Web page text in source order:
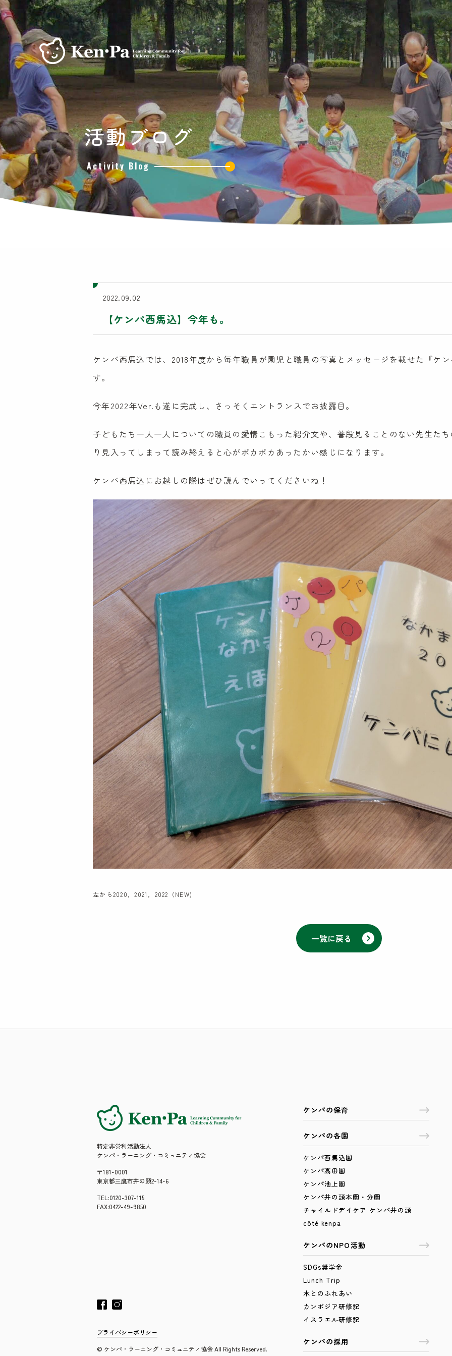
特定非営利活動法人
ケンパ・ラーニング・コミュニティ協会
〒181-0001
東京都三鷹市井の頭2-14-6
TEL:0120-307-115
FAX:0422-49-9850
プライバシーポリシー
ケンパの保育
ケンパの各園
ケンパ西馬込園
ケンパ高田園
ケンパ池上園
ケンパ井の頭本園・分園
チャイルドデイケア ケンパ井の頭
côté kenpa
ケンパのNPO活動
SDGs奨学金
Lunch Trip
木とのふれあい
カンボジア研修記
イスラエル研修記
ケンパの採用
法人概要
IR情報
お問い合わ
園見学に関
採用に関す
お知らせ
ケンパの活
活動ブログ
Activity Blog
2022.09.02
【ケンパ西馬込】今年も。
ケンパ西馬込では、2018年度から毎年職員が園児と職員の写真とメッセージを載せた『ケ
す。
今年2022年Ver.も遂に完成し、さっそくエントランスでお披露目。
子どもたち一人一人についての職員の愛情こもった紹介文や、普段見ることのない先生た
り見入ってしまって読み終えると心がポカポカあったかい感じになります。
ケンパ西馬込にお越しの際はぜひ読んでいってくださいね！
左から2020，2021，2022（NEW)
一覧に戻る
特定非営利活動法人
ケンパ・ラーニング・コミュニティ協会
〒181-0001
東京都三鷹市井の頭2-14-6
TEL:0120-307-115
FAX:0422-49-9850
プライバシーポリシー
© ケンパ・ラーニング・コミュニティ協会 All Rights Reserved.
ケンパの保育
ケンパの各園
ケンパ西馬込園
ケンパ高田園
ケンパ池上園
ケンパ井の頭本園・分園
チャイルドデイケア ケンパ井の頭
côté kenpa
ケンパのNPO活動
SDGs奨学金
Lunch Trip
木とのふれあい
カンボジア研修記
イスラエル研修記
ケンパの採用